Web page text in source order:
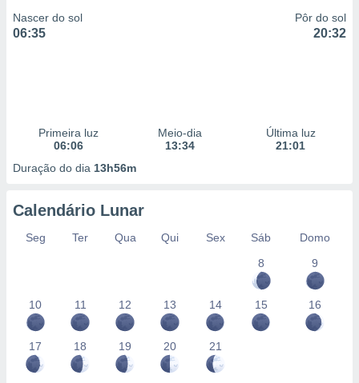
Nascer do sol
06:35
Pôr do sol
20:32
Primeira luz
06:06
Meio-dia
13:34
Última luz
21:01
Duração do dia 13h56m
Calendário Lunar
Seg Ter Qua Qui Sex Sáb
Domo
8
9
10 11 12 13 14 15 16
17 18 19 20 21